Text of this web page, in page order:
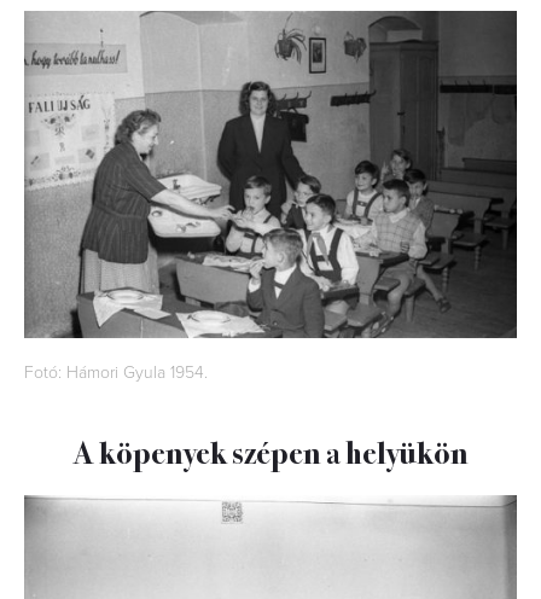
Fotó: Hámori Gyula 1954.
A köpenyek szépen a helyükön